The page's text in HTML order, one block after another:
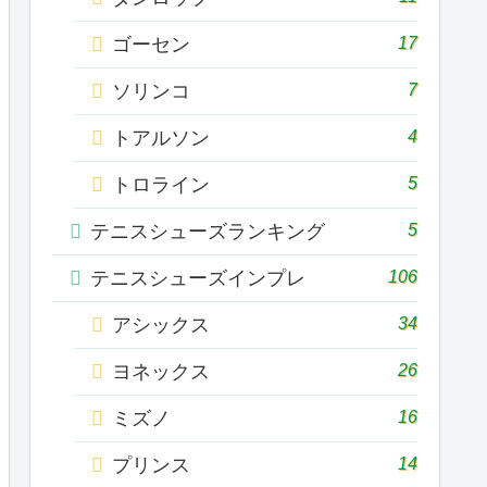
ゴーセン 17
ソリンコ 7
トアルソン 4
トロライン 5
テニスシューズランキング 5
テニスシューズインプレ 106
アシックス 34
ヨネックス 26
ミズノ 16
プリンス 14